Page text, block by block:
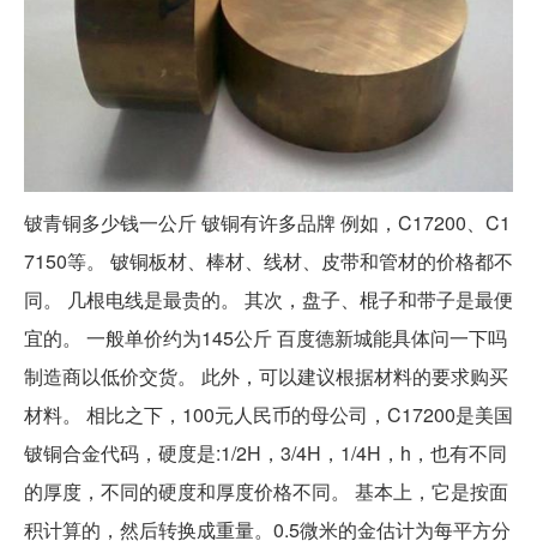
铍青铜多少钱一公斤 铍铜有许多品牌 例如，C17200、C1
7150等。 铍铜板材、棒材、线材、皮带和管材的价格都不
同。 几根电线是最贵的。 其次，盘子、棍子和带子是最便
宜的。 一般单价约为145公斤 百度德新城能具体问一下吗
制造商以低价交货。 此外，可以建议根据材料的要求购买
材料。 相比之下，100元人民币的母公司，C17200是美国
铍铜合金代码，硬度是:1/2H，3/4H，1/4H，h，也有不同
的厚度，不同的硬度和厚度价格不同。 基本上，它是按面
积计算的，然后转换成重量。0.5微米的金估计为每平方分